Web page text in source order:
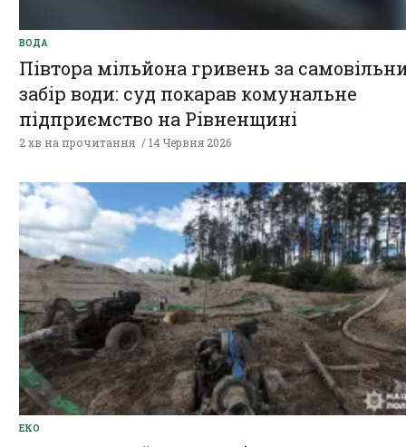
ВОДА
Півтора мільйона гривень за
забір води: суд покарав комунальне
підприємство на Рівненщині
2 хв на прочитання 14 Червня 2026
ЕКО